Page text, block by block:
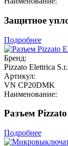
Защитное
Подробнее
Бренд:
Pizzato Elettrica
Артикул:
VN CP20DMK
Наименование:
Разъем
Подробнее